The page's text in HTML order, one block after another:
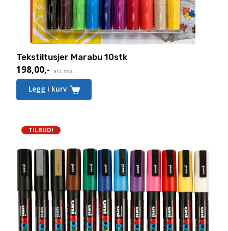
Tekstiltusjer Marabu 10stk
198,00,- eks. mva.
Legg i kurv
TILBUD!